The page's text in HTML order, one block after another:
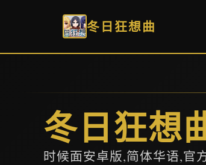
冬日狂想曲
冬日狂想
时候面安卓版,简体华语,官